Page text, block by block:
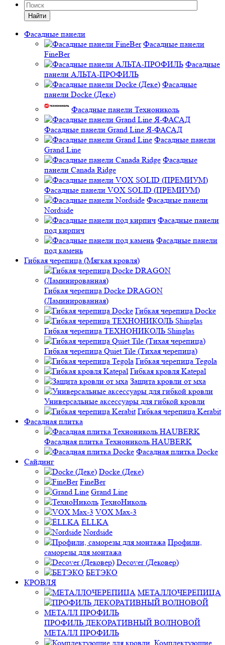
Найти
Фасадные панели
Фасадные панели
FineBer
Фасадные
панели АЛЬТА-ПРОФИЛЬ
Фасадные
панели Docke (Деке)
Фасадные панели Технониколь
Фасадные панели Grand Line Я-ФАСАД
Фасадные панели
Grand Line
Фасадные
панели Canada Ridge
Фасадные панели VOX SOLID (ПРЕМИУМ)
Фасадные панели
Nordside
Фасадные панели
под кирпич
Фасадные панели
под камень
Гибкая черепица (Мягкая кровля)
Гибкая черепица Docke DRAGON
(Ламинированная)
Гибкая черепица Docke
Гибкая черепица ТЕХНОНИКОЛЬ Shinglas
Гибкая черепица Quiet Tile (Тихая черепица)
Гибкая черепица Tegola
Гибкая кровля Katepal
Защита кровли от мха
Универсальные аксессуары для гибкой кровли
Гибкая черепица Kerabit
Фасадная плитка
Фасадная плитка Технониколь HAUBERK
Фасадная плитка Docke
Сайдинг
Docke (Деке)
FineBer
Grand Line
ТехноНиколь
VOX Max-3
ЁLLKA
Nordside
Профили,
саморезы для монтажа
Decover (Дековер)
БЕТЭКО
КРОВЛЯ
МЕТАЛЛОЧЕРЕПИЦА
ПРОФИЛЬ ДЕКОРАТИВНЫЙ ВОЛНОВОЙ
МЕТАЛЛ ПРОФИЛЬ
Комплектующие